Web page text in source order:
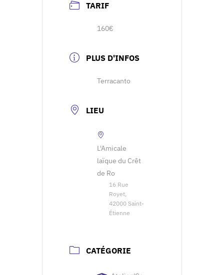
TARIF
160€
PLUS D'INFOS
Terracanto
LIEU
L'Amicale
laïque du Crêt
de Ro
16 Rue
Royet,
42000 Saint-
Étienne
CATÉGORIE